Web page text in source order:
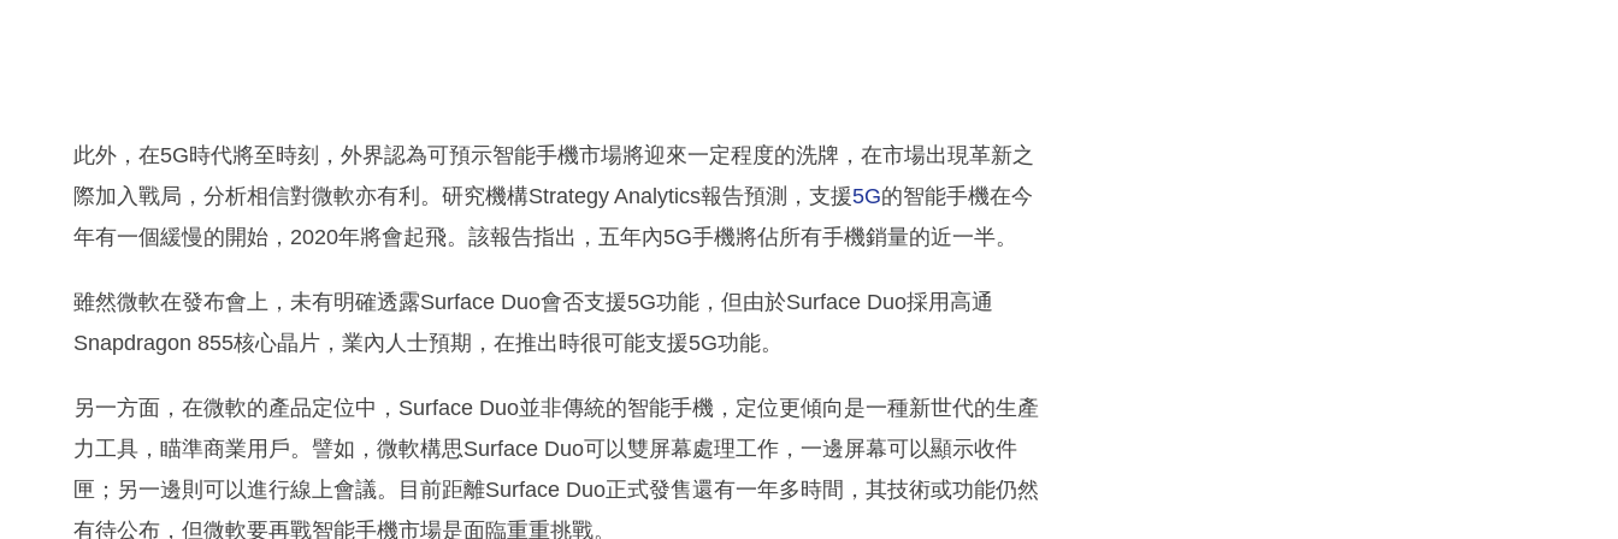
此外，在5G時代將至時刻，外界認為可預示智能手機市場將迎來一定程度的洗牌，在市場出現革新之
際加入戰局，分析相信對微軟亦有利。研究機構Strategy Analytics報告預測，支援5G的智能手機在今
年有一個緩慢的開始，2020年將會起飛。該報告指出，五年內5G手機將佔所有手機銷量的近一半。
雖然微軟在發布會上，未有明確透露Surface Duo會否支援5G功能，但由於Surface Duo採用高通
Snapdragon 855核心晶片，業內人士預期，在推出時很可能支援5G功能。
另一方面，在微軟的產品定位中，Surface Duo並非傳統的智能手機，定位更傾向是一種新世代的生產
力工具，瞄準商業用戶。譬如，微軟構思Surface Duo可以雙屏幕處理工作，一邊屏幕可以顯示收件
匣；另一邊則可以進行線上會議。目前距離Surface Duo正式發售還有一年多時間，其技術或功能仍然
有待公布，但微軟要再戰智能手機市場是面臨重重挑戰。